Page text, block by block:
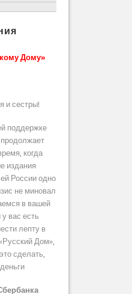
Дому»
и сестры!
поддержке
когда
издания
России одно
не миновал
в вашей
вас есть
лепту в
Дом»,
сделать,